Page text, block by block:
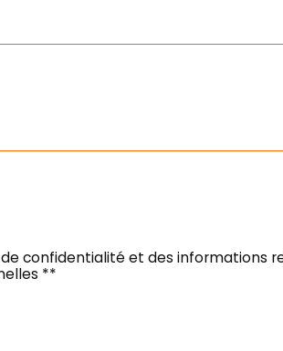
confidentialité et des informations
**